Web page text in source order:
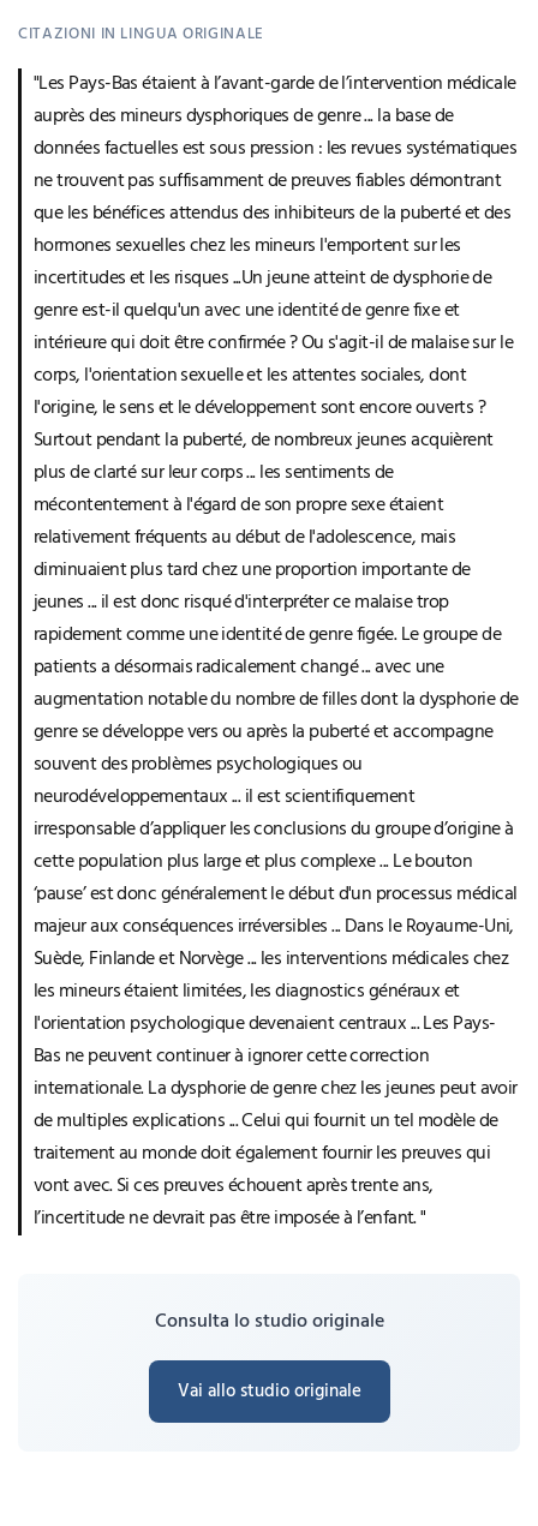
CITAZIONI IN LINGUA ORIGINALE
"Les Pays-Bas étaient à l’avant-garde de l’intervention médicale
auprès des mineurs dysphoriques de genre ... la base de
données factuelles est sous pression : les revues systématiques
ne trouvent pas suffisamment de preuves fiables démontrant
que les bénéfices attendus des inhibiteurs de la puberté et des
hormones sexuelles chez les mineurs l'emportent sur les
incertitudes et les risques ...Un jeune atteint de dysphorie de
genre est-il quelqu'un avec une identité de genre fixe et
intérieure qui doit être confirmée ? Ou s'agit-il de malaise sur le
corps, l'orientation sexuelle et les attentes sociales, dont
l'origine, le sens et le développement sont encore ouverts ?
Surtout pendant la puberté, de nombreux jeunes acquièrent
plus de clarté sur leur corps ... les sentiments de
mécontentement à l'égard de son propre sexe étaient
relativement fréquents au début de l'adolescence, mais
diminuaient plus tard chez une proportion importante de
jeunes ... il est donc risqué d'interpréter ce malaise trop
rapidement comme une identité de genre figée. Le groupe de
patients a désormais radicalement changé ... avec une
augmentation notable du nombre de filles dont la dysphorie de
genre se développe vers ou après la puberté et accompagne
souvent des problèmes psychologiques ou
neurodéveloppementaux ... il est scientifiquement
irresponsable d’appliquer les conclusions du groupe d’origine à
cette population plus large et plus complexe ... Le bouton
‘pause’ est donc généralement le début d'un processus médical
majeur aux conséquences irréversibles ... Dans le Royaume-Uni,
Suède, Finlande et Norvège ... les interventions médicales chez
les mineurs étaient limitées, les diagnostics généraux et
l'orientation psychologique devenaient centraux ... Les Pays-
Bas ne peuvent continuer à ignorer cette correction
internationale. La dysphorie de genre chez les jeunes peut avoir
de multiples explications ... Celui qui fournit un tel modèle de
traitement au monde doit également fournir les preuves qui
vont avec. Si ces preuves échouent après trente ans,
l’incertitude ne devrait pas être imposée à l’enfant. "
Consulta lo studio originale
Vai allo studio originale